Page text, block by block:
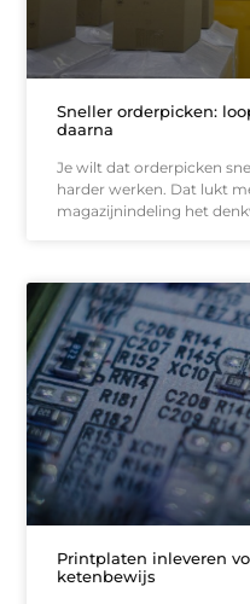
Sneller orderpicken:
daarna
Je wilt dat orderpicken
harder werken. Dat lukt
magazijnindeling het
Printplaten inleveren
ketenbewijs